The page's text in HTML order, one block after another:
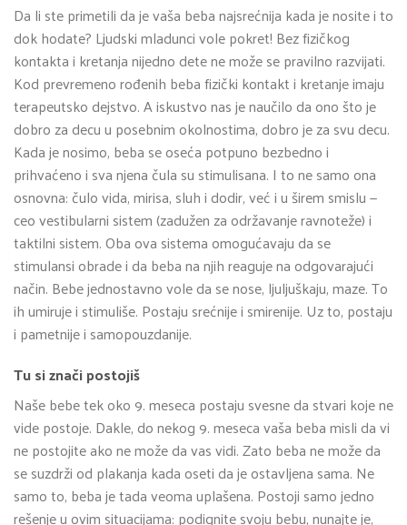
Da li ste primetili da je vaša beba najsrećnija kada je nosite i to
dok hodate? Ljudski mladunci vole pokret! Bez fizičkog
kontakta i kretanja nijedno dete ne može se pravilno razvijati.
Kod prevremeno rođenih beba fizički kontakt i kretanje imaju
terapeutsko dejstvo. A iskustvo nas je naučilo da ono što je
dobro za decu u posebnim okolnostima, dobro je za svu decu.
Kada je nosimo, beba se oseća potpuno bezbedno i
prihvaćeno i sva njena čula su stimulisana. I to ne samo ona
osnovna: čulo vida, mirisa, sluh i dodir, već i u širem smislu —
ceo vestibularni sistem (zadužen za održavanje ravnoteže) i
taktilni sistem. Oba ova sistema omogućavaju da se
stimulansi obrade i da beba na njih reaguje na odgovarajući
način. Bebe jednostavno vole da se nose, ljuljuškaju, maze. To
ih umiruje i stimuliše. Postaju srećnije i smirenije. Uz to, postaju
i pametnije i samopouzdanije.
Tu si znači postojiš
Naše bebe tek oko 9. meseca postaju svesne da stvari koje ne
vide postoje. Dakle, do nekog 9. meseca vaša beba misli da vi
ne postojite ako ne može da vas vidi. Zato beba ne može da
se suzdrži od plakanja kada oseti da je ostavljena sama. Ne
samo to, beba je tada veoma uplašena. Postoji samo jedno
rešenje u ovim situacijama: podignite svoju bebu, nunajte je,